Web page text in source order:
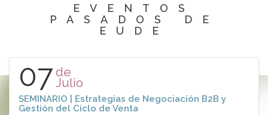
EVENTOS
PASADOS DE
EUDE
07de
Julio
SEMINARIO | Estrategias de Negociación B2B y
Gestión del Ciclo de Venta